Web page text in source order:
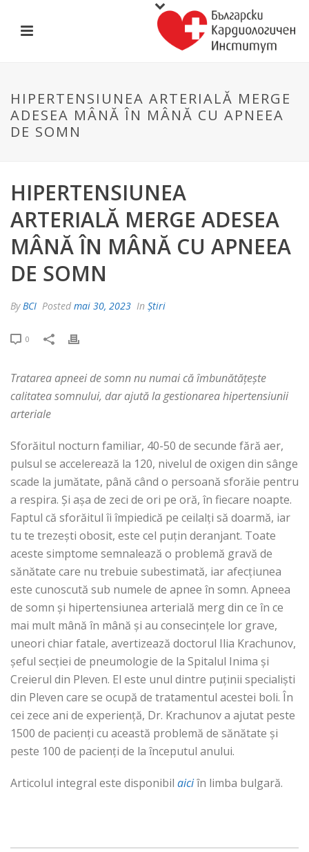
HIPERTENSIUNEA ARTERIALĂ MERGE
ADESEA MÂNĂ ÎN MÂNĂ CU APNEEA
DE SOMN
HIPERTENSIUNEA
ARTERIALĂ MERGE ADESEA
MÂNĂ ÎN MÂNĂ CU APNEEA
DE SOMN
ByBCI Posted mai 30, 2023 In Știri
0
Tratarea apneei de somn nu numai că îmbunătățește
calitatea somnului, dar ajută la gestionarea hipertensiunii
arteriale
Sforăitul nocturn familiar, 40-50 de secunde fără aer,
pulsul se accelerează la 120, nivelul de oxigen din sânge
scade la jumătate, până când o persoană sforăie pentru
a respira. Și așa de zeci de ori pe oră, în fiecare noapte.
Faptul că sforăitul îi împiedică pe ceilalți să doarmă, iar
tu te trezești obosit, este cel puțin deranjant. Toate
aceste simptome semnalează o problemă gravă de
sănătate care nu trebuie subestimată, iar afecțiunea
este cunoscută sub numele de apnee în somn. Apneea
de somn și hipertensiunea arterială merg din ce în ce
mai mult mână în mână și au consecințele lor grave,
uneori chiar fatale, avertizează doctorul Ilia Krachunov,
șeful secției de pneumologie de la Spitalul Inima și
Creierul din Pleven. El este unul dintre puținii specialiști
din Pleven care se ocupă de tratamentul acestei boli. În
cei zece ani de experiență, Dr. Krachunov a ajutat peste
1500 de pacienți cu această problemă de sănătate și
peste 100 de pacienți de la începutul anului.
Articolul integral este disponibil aiciîn limba bulgară.